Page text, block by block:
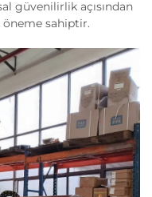
güvenilirlik açısından
sahiptir.